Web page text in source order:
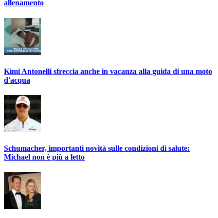
allenamento
Kimi Antonelli sfreccia anche in vacanza alla guida di una moto
d'acqua
Schumacher, importanti novità sulle condizioni di salute:
Michael non è più a letto